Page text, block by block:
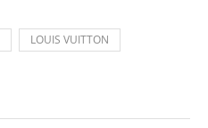
LOUIS VUITTON